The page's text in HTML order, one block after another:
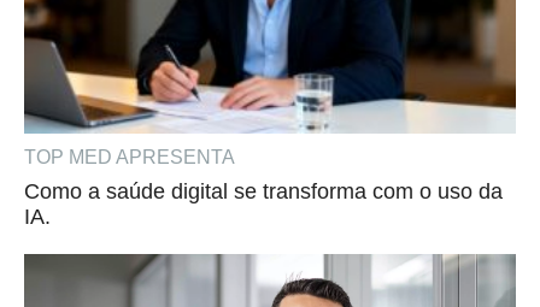
TOP MED APRESENTA
Como a saúde digital se transforma com o uso da
IA.